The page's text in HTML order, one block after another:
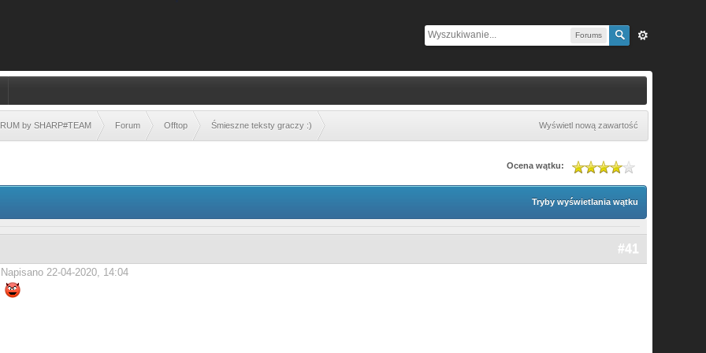
Forums
by SHARP#TEAM Forum Offtop Śmieszne teksty graczy :) Wyświetl nową zawartość
Ocena wątku:
Tryby wyświetlania wątku
#41
Napisano 22-04-2020, 14:04